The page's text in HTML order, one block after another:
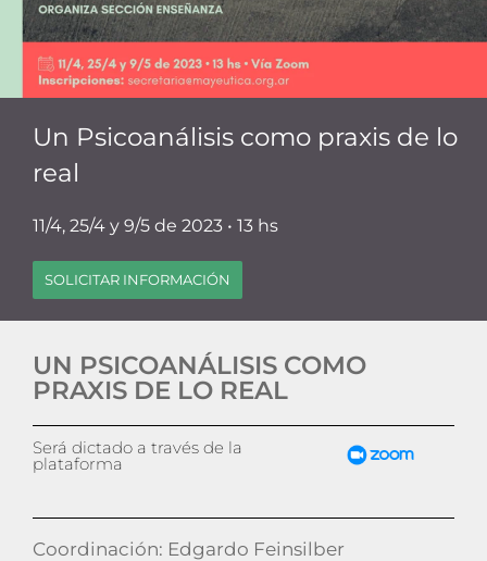
Un Psicoanálisis como praxis de lo
real
11/4, 25/4 y 9/5 de 2023 • 13 hs
SOLICITAR INFORMACIÓN
UN PSICOANÁLISIS COMO
PRAXIS DE LO REAL
Será dictado a través de la
plataforma
Coordinación: Edgardo Feinsilber